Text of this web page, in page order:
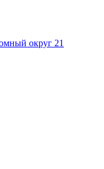
округ 21